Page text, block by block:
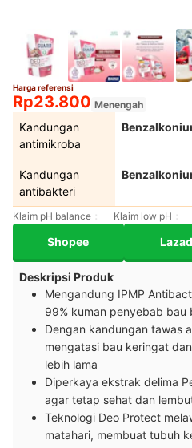
Harga referensi
Rp23.800 Menengah
Kandungan
antimikroba
Kandungan
antibakteri
Klaim pH balance Klaim low pH
Shopee
Deskripsi Produk
Mengandung IPMP
99% kuman penyebab bau
Dengan kandungan tawas
mengatasi bau keringat
lebih lama
Diperkaya ekstrak delima
agar tetap sehat dan
Teknologi Deo Protect
matahari, membuat tubuh